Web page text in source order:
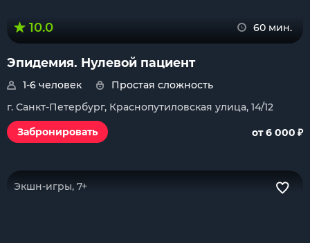
10.0 60 мин.
Эпидемия. Нулевой пациент
1-6 человек
Простая сложность
г. Санкт-Петербург, Краснопутиловская улица, 14/12
Забронировать
от 6 000 ₽
Экшн-игры, 7+